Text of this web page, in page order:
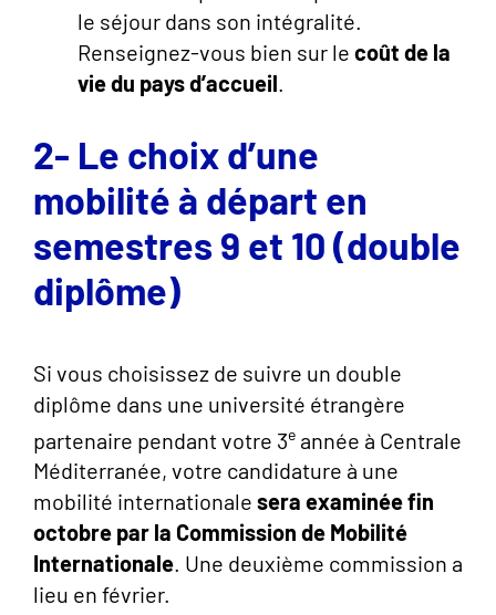
le séjour dans son intégralité.
Renseignez-vous bien sur le coût de la
vie du pays d’accueil
2- Le choix d’une
mobilité à départ en
semestres 9 et 10 (double
diplôme)
Si vous choisissez de suivre un double
diplôme dans une université étrangère
partenaire pendant votre 3e année à Centrale
Méditerranée, votre candidature à une
mobilité internationale sera examinée fin
octobre par la Commission de Mobilité
Internationale. Une deuxième commission a
lieu en février.